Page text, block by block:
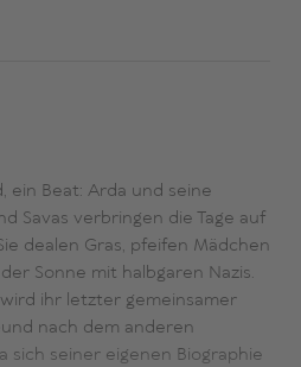
ein Beat: Arda und seine
Savas verbringen die Tage auf
dealen Gras, pfeifen Mädchen
Sonne mit halbgaren Nazis.
ihr letzter gemeinsamer
nach dem anderen
sich seiner eigenen Biographie